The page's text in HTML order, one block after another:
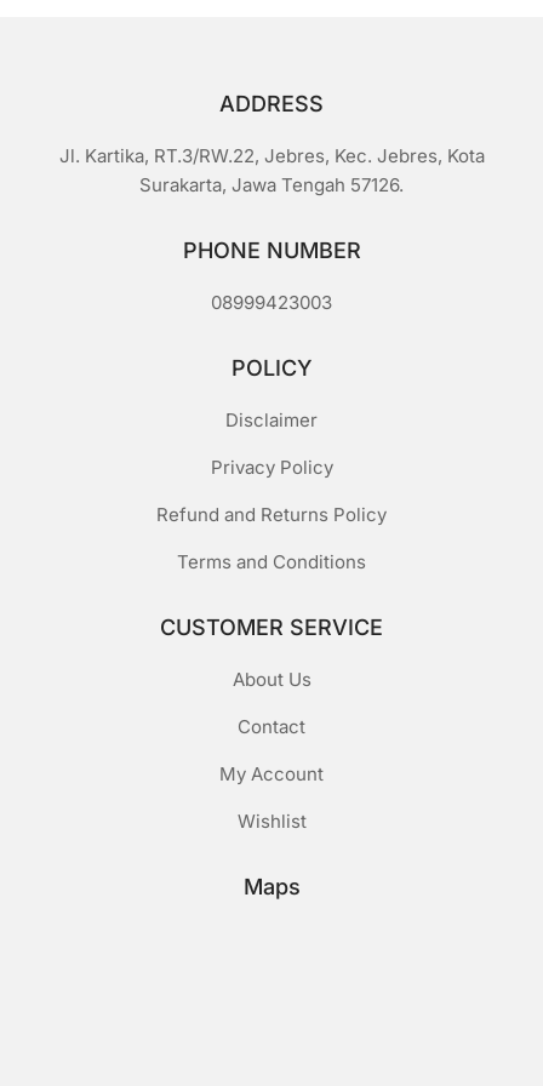
ADDRESS
Jl. Kartika, RT.3/RW.22, Jebres, Kec. Jebres, Kota
Surakarta, Jawa Tengah 57126.
PHONE NUMBER
08999423003
POLICY
Disclaimer
Privacy Policy
Refund and Returns Policy
Terms and Conditions
CUSTOMER SERVICE
About Us
Contact
My Account
Wishlist
Maps